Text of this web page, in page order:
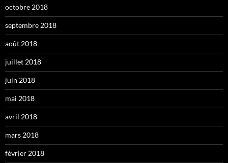
octobre 2018
septembre 2018
août 2018
juillet 2018
juin 2018
mai 2018
avril 2018
mars 2018
février 2018